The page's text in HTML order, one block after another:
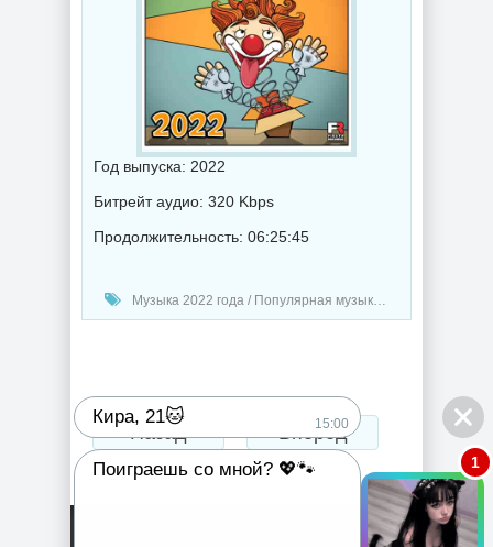
Год выпуска: 2022
Битрейт аудио: 320 Kbps
Продолжительность: 06:25:45
Музыка 2022 года / Популярная музыка / Поп музыка / Музыка VA / Фестивали
Назад Вперед
Кира, 21🐱 15:00
Поиграешь со мной? 💖🐾 1